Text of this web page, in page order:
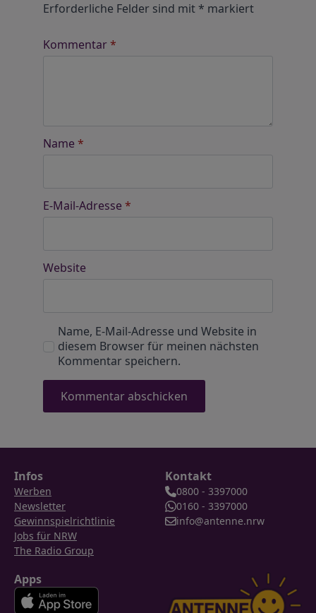
Erforderliche Felder sind mit* markiert
Kommentar*
Name *
E-Mail-Adresse *
Website
Name, E-Mail-Adresse und Website in
diesem Browser für meinen nächsten
Kommentar speichern.
Infos
Werben
Newsletter
Gewinnspielrichtlinie
Jobs für NRW
The Radio Group
Kontakt
0800 - 3397000
0160 - 3397000
info@antenne.nrw
Apps